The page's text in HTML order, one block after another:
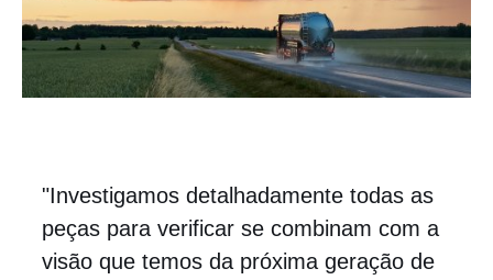
"Investigamos detalhadamente todas as
peças para verificar se combinam com a
visão que temos da próxima geração de